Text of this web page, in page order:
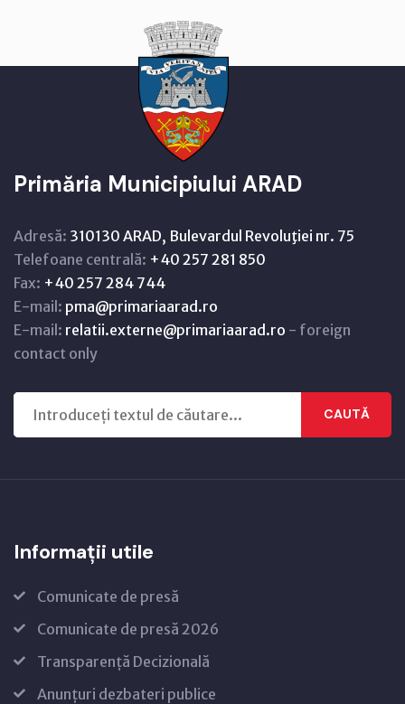
Primăria Municipiului ARAD
Adresă: 310130 ARAD, Bulevardul Revoluţiei nr. 75
Telefoane centrală: +40 257 281 850
Fax: +40 257 284 744
E-mail: pma@primariaarad.ro
E-mail: relatii.externe@primariaarad.ro - foreign
contact only
CAUTĂ
Informații utile
Comunicate de presă
Comunicate de presă 2026
Transparență Decizională
Anunțuri dezbateri publice